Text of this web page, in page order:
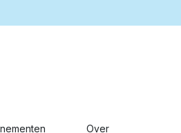
Over